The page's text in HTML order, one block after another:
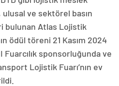
ve sektörel basın
bulunan Atlas Lojistik
ödül töreni 21 Kasım 2024
Fuarcılık sponsorluğunda ve
Lojistik Fuarı’nın ev